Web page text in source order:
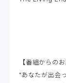
【番組からのお
"あなたが出会